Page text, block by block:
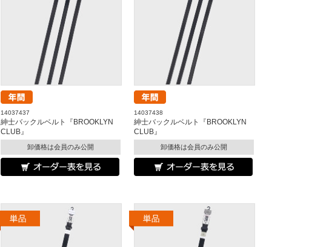
14037437
紳士バックルベルト『BROOKLYN
CLUB』
卸価格は会員のみ公開
14037438
紳士バックルベルト『BROOKLYN
CLUB』
卸価格は会員のみ公開